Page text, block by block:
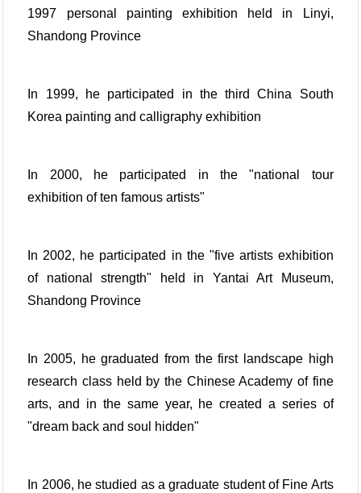
1997 personal painting exhibition held in Linyi,
Shandong Province
In 1999, he participated in the third China South
Korea painting and calligraphy exhibition
In 2000, he participated in the "national tour
exhibition of ten famous artists"
In 2002, he participated in the "five artists exhibition
of national strength" held in Yantai Art Museum,
Shandong Province
In 2005, he graduated from the first landscape high
research class held by the Chinese Academy of fine
arts, and in the same year, he created a series of
"dream back and soul hidden"
In 2006, he studied as a graduate student of Fine Arts